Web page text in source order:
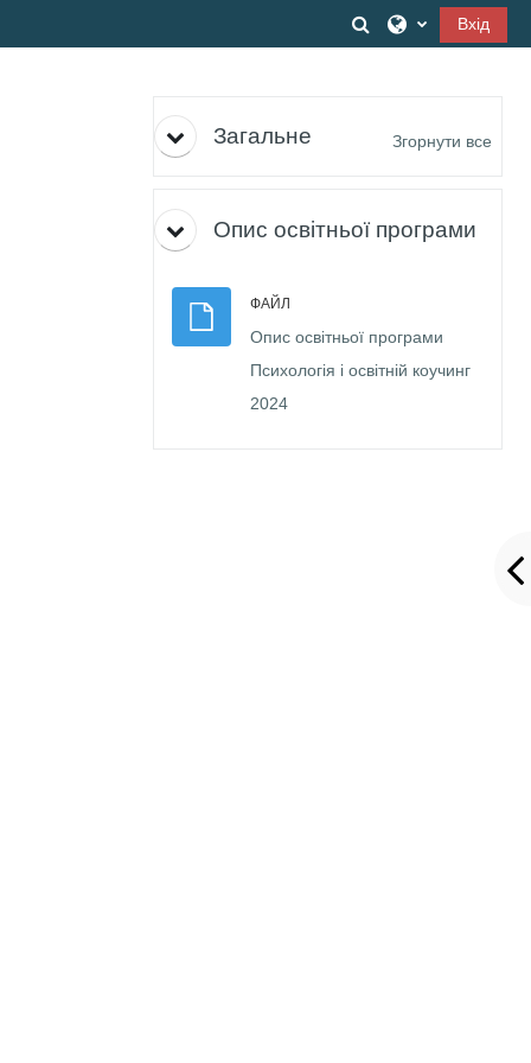
Переключити
Вхід
Структура за темами
Загальне Згорнути все
Опис освітньої програми
ФАЙЛ
Опис освітньої програми
Психологія і освітній коучинг
2024Файл